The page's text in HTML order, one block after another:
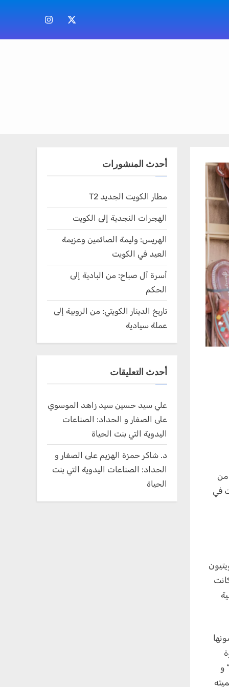
منصة
إنستقرام
من
في
و
أحدث المنشورات
مطار الكويت الجديد T2
الهجرات النجدية إلى الكويت
الهريس: وليمة الصائمين وعزيمة
العيد في الكويت
أسرة آل صباح: من البادية إلى
الحكم
تاريخ الدينار الكويتي: من الروبية إلى
عملة سيادية
أحدث التعليقات
علي سيد حسين سيد زاهد الموسوي
على الصفار و الحداد: الصناعات
اليدوية التي بنت الحياة
د. شاكر حمزة الهزيم على الصفار و
الحداد: الصناعات اليدوية التي بنت
الحياة